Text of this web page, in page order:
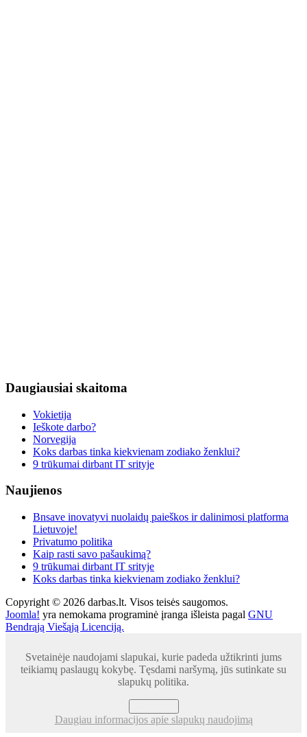
Daugiausiai skaitoma
Vokietija
Ieškote darbo?
Norvegija
Koks darbas tinka kiekvienam zodiako ženklui?
9 trūkumai dirbant IT srityje
Naujienos
Bnsave inovatyvi nuolaidų paieškos ir dalinimosi platforma
Lietuvoje!
Privatumo politika
Kaip rasti savo pašaukimą?
9 trūkumai dirbant IT srityje
Koks darbas tinka kiekvienam zodiako ženklui?
Copyright © 2026 darbas.lt. Visos teisės saugomos.
Joomla! yra nemokama programinė įranga išleista pagal GNU
Bendrąją Viešąją Licenciją.
Svetainėje naudojami slapukai, kurie padeda užtikrinti jums
teikiamų paslaugų kokybę. Tęsdami naršymą, jūs sutinkate su
slapukų politika.
Daugiau informacijos apie slapukų naudojimą